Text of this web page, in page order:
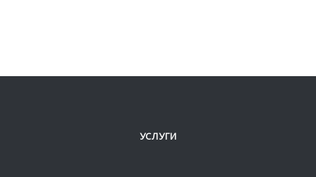
УСЛУГИ